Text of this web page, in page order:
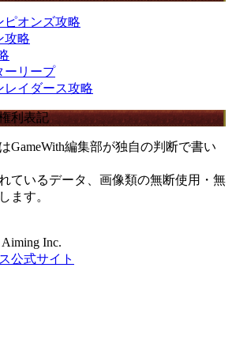
ピオンズ攻略
攻略
ーリープ
レイダース攻略
利表記
GameWith編集部が独自の判断で書い
ているデータ、画像類の無断使用・無
ます。
Inc.
公式サイト